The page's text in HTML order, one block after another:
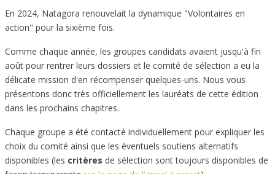
En 2024, Natagora renouvelait la dynamique "Volontaires en
action" pour la sixième fois.
Comme chaque année, les groupes candidats avaient jusqu'à fin
août pour rentrer leurs dossiers et le comité de sélection a eu la
délicate mission d'en récompenser quelques-uns. Nous vous
présentons donc très officiellement les lauréats de cette édition
dans les prochains chapitres.
Chaque groupe a été contacté individuellement pour expliquer les
choix du comité ainsi que les éventuels soutiens alternatifs
disponibles (les critères de sélection sont toujours disponibles de